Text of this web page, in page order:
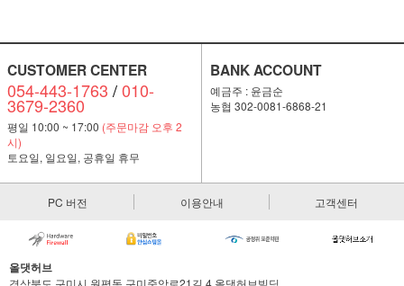
CUSTOMER CENTER
054-443-1763 /010-
3679-2360
평일 10:00 ~ 17:00 (주문마감 오후 2
시)
토요일, 일요일, 공휴일 휴무
BANK ACCOUNT
예금주 : 윤금순
농협 302-0081-6868-21
PC 버전 이용안내 고객센터
올댓허브
경상북도 구미시 원평동 구미중앙로21길 4 올댓허브빌딩